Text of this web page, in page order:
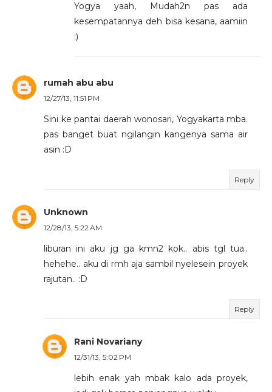
Yogya yaah, Mudah2n pas ada
kesempatannya deh bisa kesana, aamiin
:)
rumah abu abu
12/27/13, 11:51 PM
Sini ke pantai daerah wonosari, Yogyakarta mba.
pas banget buat ngilangin kangenya sama air
asin :D
Reply
Unknown
12/28/13, 5:22 AM
liburan ini aku jg ga kmn2 kok.. abis tgl tua..
hehehe.. aku di rmh aja sambil nyelesein proyek
rajutan.. :D
Reply
Rani Novariany
12/31/13, 5:02 PM
lebih enak yah mbak kalo ada proyek,